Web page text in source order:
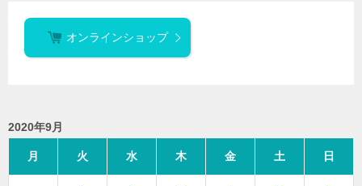
オンラインショップ
2020年9月
月 火 水 木 金 土 日